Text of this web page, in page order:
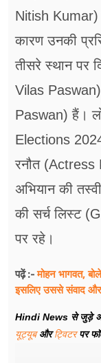
Nitish Kumar)
कारण उनकी
तीसरे स्थान पर
Vilas Paswan)
Paswan) हैं।
Elections
रनौत
अभियान की
की सर्च लिस्ट
पर रहे।
पढ़ें :-मोहन भागवत,
इसलिए उससे संवाद
Hindi News से जुड़े
यूट्यूबऔरट्विटरपर